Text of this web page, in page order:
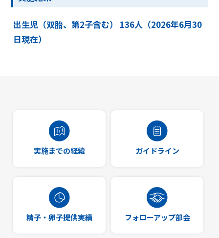
出生児（双胎、第2子含む） 136人（2026年6月30
日現在）
実施までの経緯 ガイドライン
精子・卵子提供実績 フォローアップ部会